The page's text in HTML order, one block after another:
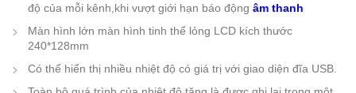
độ của mỗi kênh,khi vượt giới hạn báo động âm thanh
Màn hình lớn màn hình tinh thể lỏng LCD kích thước
240*128mm
Có thể hiển thị nhiều nhiệt độ có giá trị với giao diện đĩa USB.